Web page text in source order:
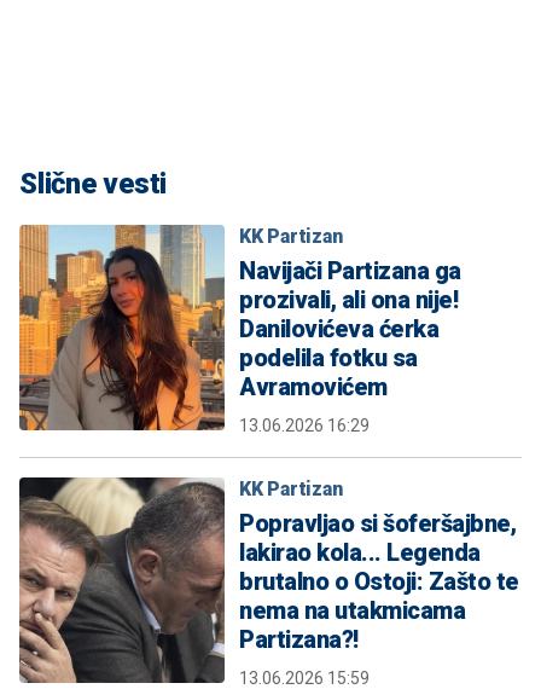
Slične vesti
KK Partizan
Navijači Partizana ga
prozivali, ali ona nije!
Danilovićeva ćerka
podelila fotku sa
Avramovićem
13.06.2026 16:29
KK Partizan
Popravljao si šoferšajbne,
lakirao kola... Legenda
brutalno o Ostoji: Zašto te
nema na utakmicama
Partizana?!
13.06.2026 15:59